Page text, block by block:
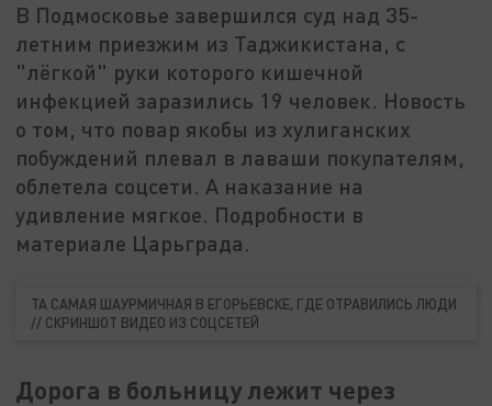
В Подмосковье завершился суд над 35-
летним приезжим из Таджикистана, с
"лёгкой" руки которого кишечной
инфекцией заразились 19 человек. Новость
о том, что повар якобы из хулиганских
побуждений плевал в лаваши покупателям,
облетела соцсети. А наказание на
удивление мягкое. Подробности в
материале Царьграда.
ТА САМАЯ ШАУРМИЧНАЯ В ЕГОРЬЕВСКЕ, ГДЕ ОТРАВИЛИСЬ ЛЮДИ
// СКРИНШОТ ВИДЕО ИЗ СОЦСЕТЕЙ
Дорога в больницу лежит через